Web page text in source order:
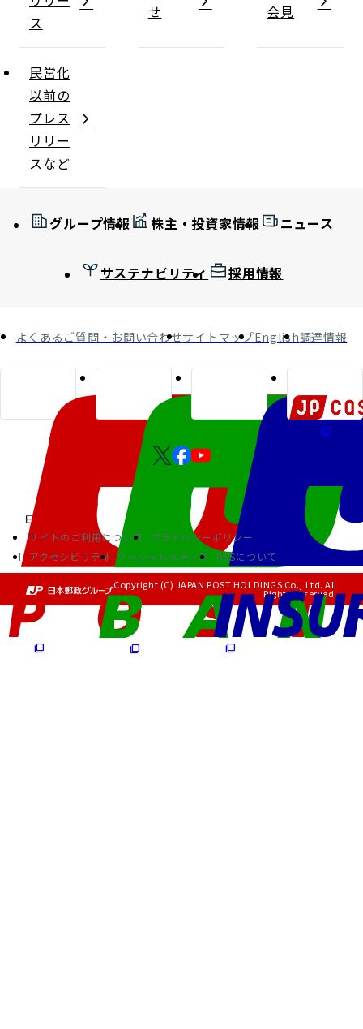
ス
せ
会見
民営化
以前の
プレス
リリー
スなど
グループ情報 株主・投資家情報 ニュース
サステナビリティ 採用情報
よくあるご質問・お問い合わせサイトマップEnglish調達情報
サイトのご利用について
プライバシーポリシー
アクセシビリティ
ソーシャルメディア RSSについて
Copyright (C) JAPAN POST HOLDINGS Co., Ltd. All
Rights Reserved.